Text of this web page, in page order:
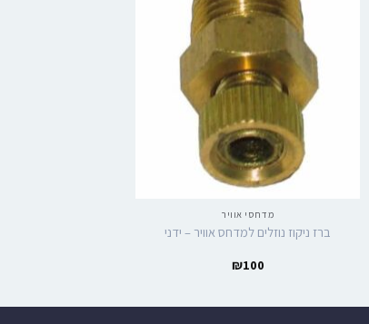
מדחסי אוויר
ברז ניקוז נוזלים למדחס אוויר – ידני
₪100